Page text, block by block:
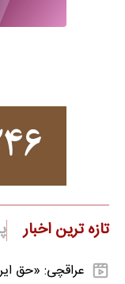
تازه ترین اخبار
عراقچی: «حق